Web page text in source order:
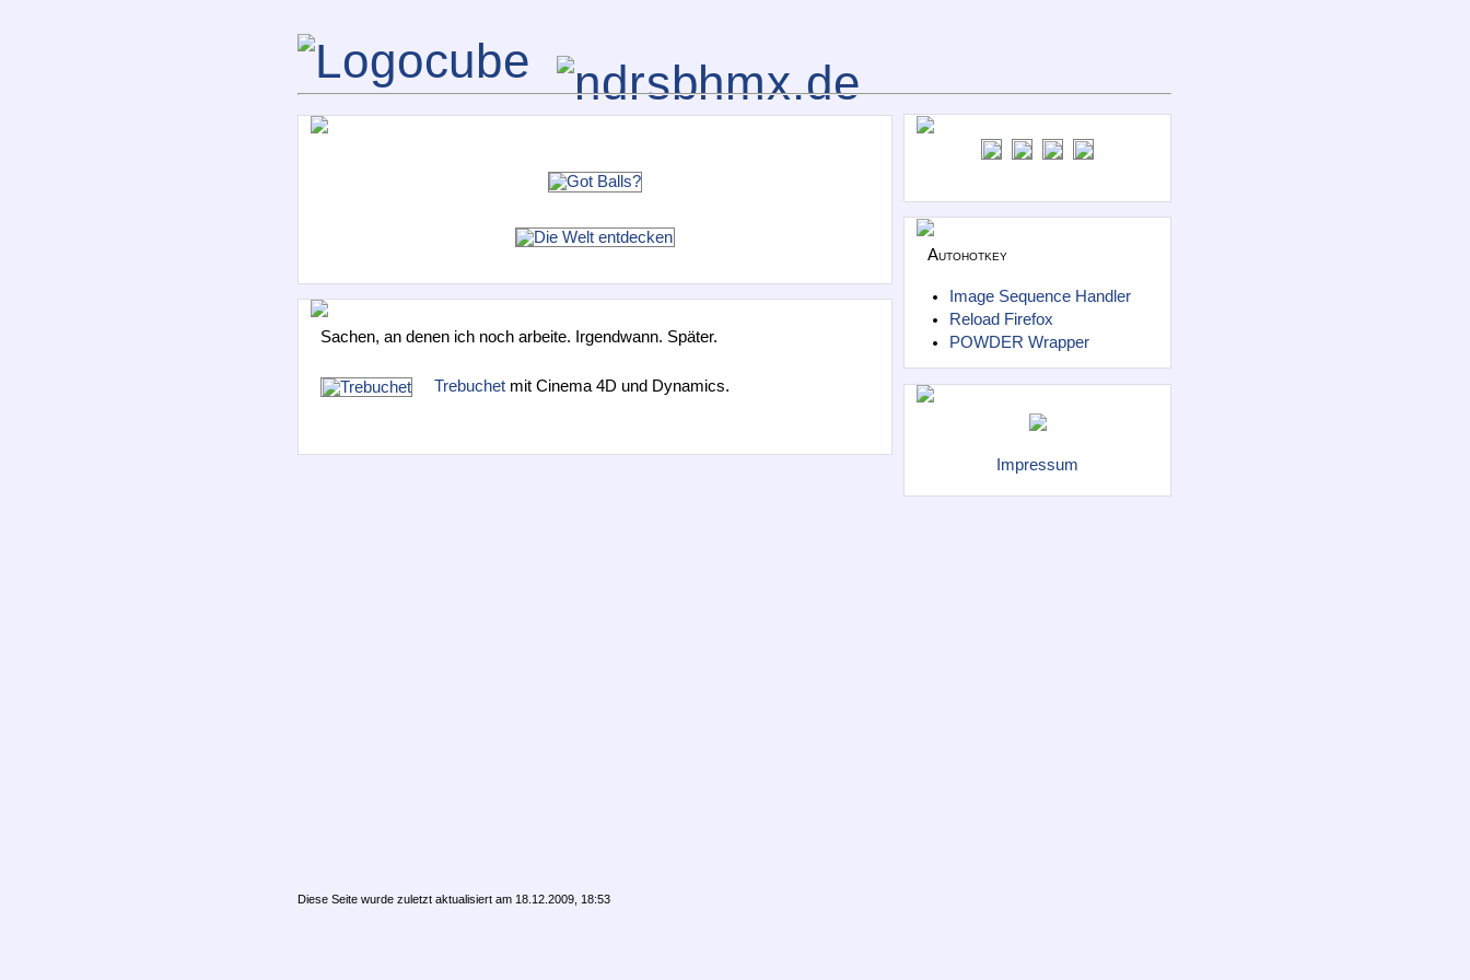
Autohotkey
Image Sequence Handler
Reload Firefox
POWDER Wrapper
Impressum
Sachen, an denen ich noch arbeite. Irgendwann. Später.
Trebuchetmit Cinema 4D und Dynamics.
Diese Seite wurde zuletzt aktualisiert am 18.12.2009, 18:53